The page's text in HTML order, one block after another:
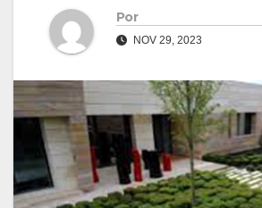
Por
NOV 29, 2023